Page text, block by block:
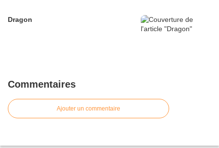
Dragon
Commentaires
Ajouter un commentaire